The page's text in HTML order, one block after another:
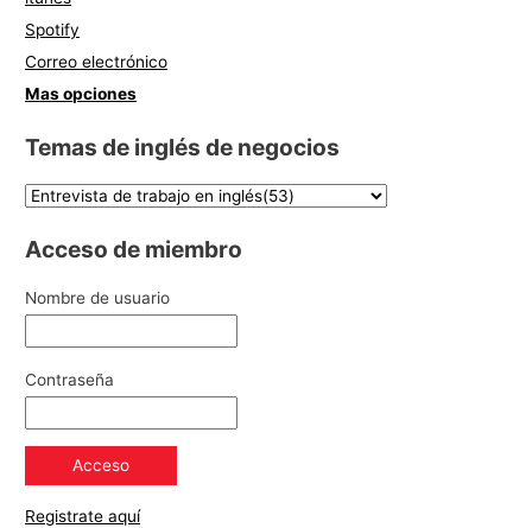
Spotify
Correo electrónico
Mas opciones
Temas de inglés de negocios
Acceso de miembro
Nombre de usuario
Contraseña
Registrate aquí